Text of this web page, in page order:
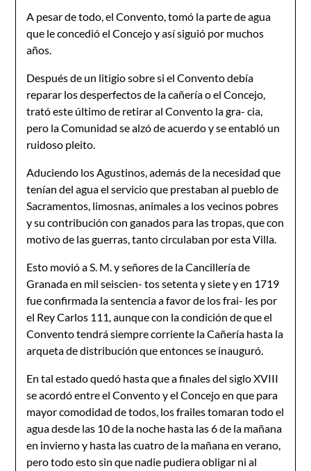
A pesar de todo, el Convento, tomó la parte de agua
que le concedió el Concejo y así siguió por muchos
años.
Después de un litigio sobre si el Convento debía
reparar los desperfectos de la cañería o el Concejo,
trató este último de retirar al Convento la gra- cia,
pero la Comunidad se alzó de acuerdo y se entabló un
ruidoso pleito.
Aduciendo los Agustinos, además de la necesidad que
tenían del agua el servicio que prestaban al pueblo de
Sacramentos, limosnas, animales a los vecinos pobres
y su contribución con ganados para las tropas, que con
motivo de las guerras, tanto circulaban por esta Villa.
Esto movió a S. M. y señores de la Cancillería de
Granada en mil seiscien- tos setenta y siete y en 1719
fue confirmada la sentencia a favor de los frai- les por
el Rey Carlos 111, aunque con la condición de que el
Convento tendrá siempre corriente la Cañería hasta la
arqueta de distribución que entonces se inauguró.
En tal estado quedó hasta que a finales del siglo XVIII
se acordó entre el Convento y el Concejo en que para
mayor comodidad de todos, los frailes tomaran todo el
agua desde las 10 de la noche hasta las 6 de la mañana
en invierno y hasta las cuatro de la mañana en verano,
pero todo esto sin que nadie pudiera obligar ni al